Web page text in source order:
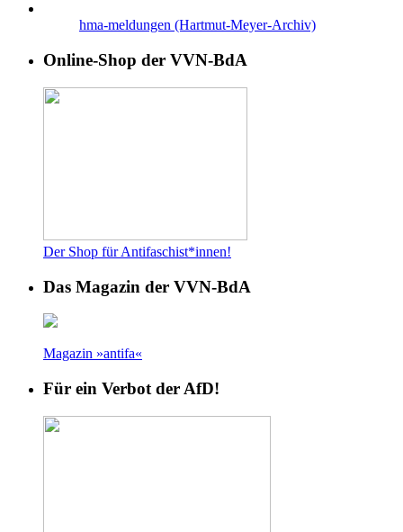
hma-meldungen (Hartmut-Meyer-Archiv)
Online-Shop der VVN-BdA
Der Shop für Antifaschist*innen!
Das Magazin der VVN-BdA
Magazin »antifa«
Für ein Verbot der AfD!